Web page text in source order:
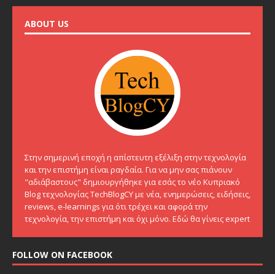
ABOUT US
Στην σημερινή εποχή η απίστευτη εξέλιξη στην τεχνολογία
και την επιστήμη είναι ραγδαία. Για να μην σας πιάνουν
"αδιάβαστους" δημιουργήθηκε για εσάς το νέο Κυπριακό
Blog τεχνολογίας TechBlogCY με νέα, ενημερώσεις, ειδήσεις,
reviews, e-learnings για ότι τρέχει και αφορά την
τεχνολογία, την επιστήμη και όχι μόνο. Εδώ θα γίνεις expert
FOLLOW ON FACEBOOK